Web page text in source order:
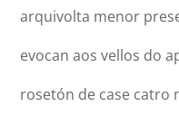
arquivolta menor
evocan aos vellos do
rosetón de case catro